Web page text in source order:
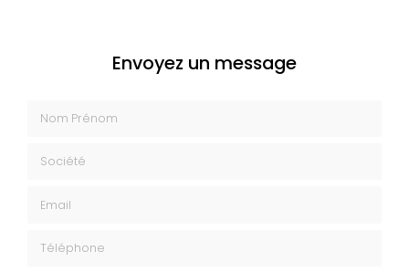
Envoyez un message